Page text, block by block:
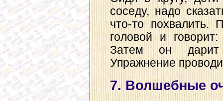
соседу, надо
что-то похвалить.
головой и
Затем он дарит
Упражнение
7. Волшебные